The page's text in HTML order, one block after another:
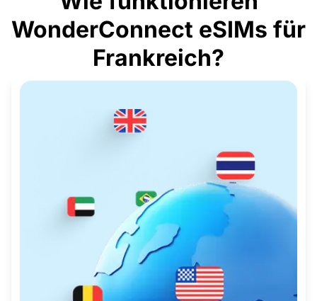
WonderConnect eSIMs für
Frankreich?